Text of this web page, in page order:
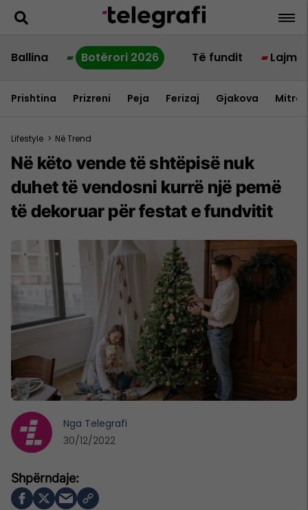
Ballina Botërori 2026 Të fundit Lajme
Prishtina Prizreni Peja Ferizaj Gjakova
Lifestyle > Në Trend
Në këto vende të shtëpisë nuk
duhet të vendosni kurrë një pemë
të dekoruar për festat e fundvitit
Nga Telegrafi
30/12/2022